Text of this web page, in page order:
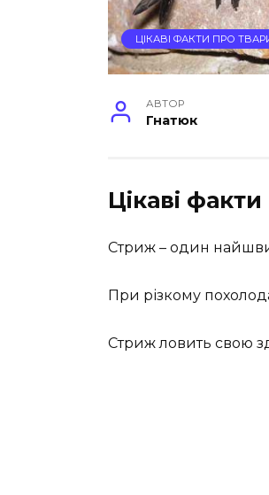
ЦІКАВІ ФАКТИ ПРО
АВТОР
Гнатюк
Цікаві
Стриж – один
При різкому
Стриж ловить свою